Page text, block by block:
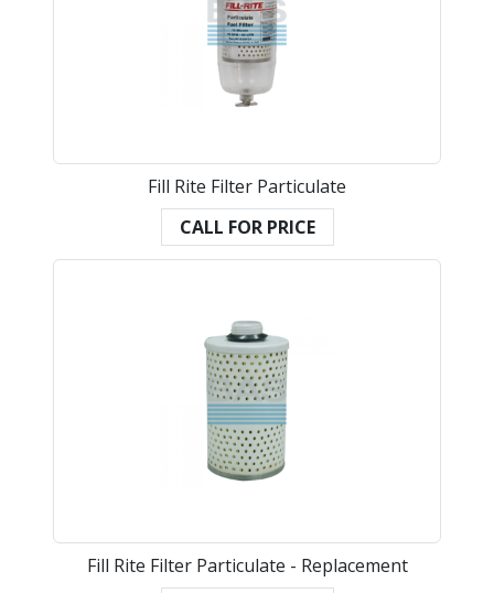
Fill Rite Filter Particulate
CALL FOR PRICE
Fill Rite Filter Particulate - Replacement